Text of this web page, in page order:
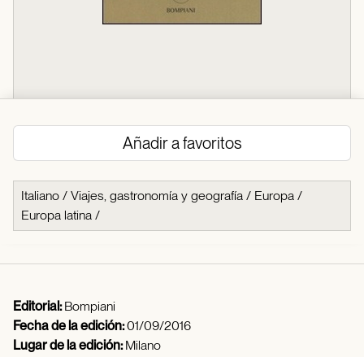
Añadir a favoritos
Italiano / Viajes, gastronomía y geografía / Europa /
Europa latina /
Editorial:Bompiani
Fecha de la edición:01/09/2016
Lugar de la edición:Milano